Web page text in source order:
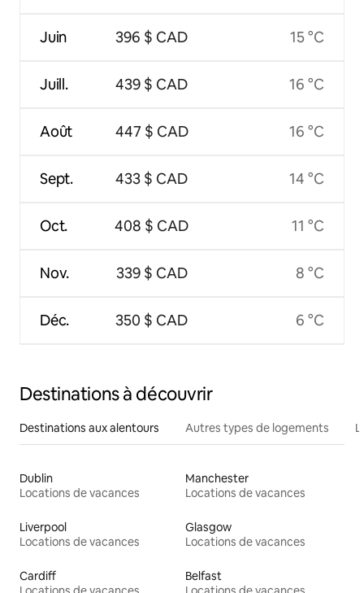
Juin
Juill.
Août
Sept.
Oct.
Nov.
Déc.
396 $ CAD
439 $ CAD
447 $ CAD
433 $ CAD
408 $ CAD
339 $ CAD
350 $ CAD
15 °C
16 °C
16 °C
14 °C
11 °C
8 °C
6 °C
Destinations à découvrir
Destinations aux alentours Autres types de logements
Dublin
Locations de vacances
Manchester
Locations de vacances
Liverpool
Locations de vacances
Glasgow
Locations de vacances
Cardiff
Belfast